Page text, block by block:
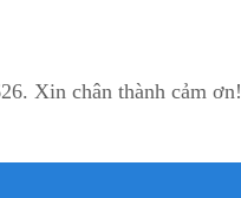
Xin chân thành cảm ơn!